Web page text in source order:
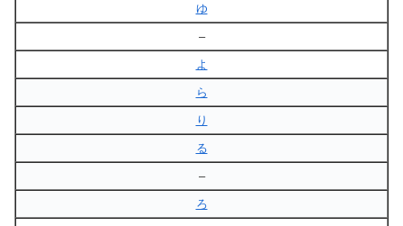
ゆ
–
よ
ら
り
る
–
ろ